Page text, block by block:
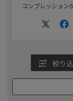
コンプレッション
絞り